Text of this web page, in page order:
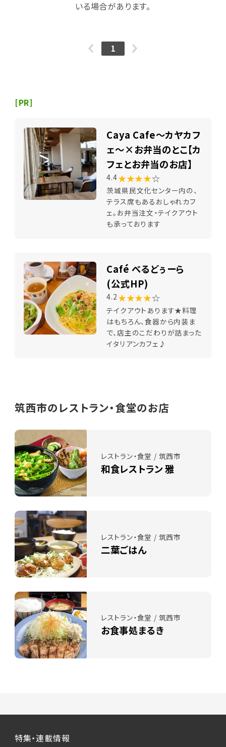
いる場合があります。
1
[PR]
Caya Cafe～カヤカフ
ェ～×お弁当のとこ【カ
フェとお弁当のお店】
4.4★★★★☆
茨城県民文化センター内の、
テラス席もあるおしゃれカフ
ェ。お弁当注文・テイクアウト
も承っております
Café べるどぅーら
(公式HP)
4.2 ★★★★☆
テイクアウトあります★料理
はもちろん、食器から内装ま
で、店主のこだわりが詰まった
イタリアンカフェ♪
筑西市のレストラン・食堂のお店
レストラン・食堂 / 筑西市
和食レストラン 雅
レストラン・食堂 / 筑西市
二葉ごはん
レストラン・食堂 / 筑西市
お食事処まるき
特集・連載情報